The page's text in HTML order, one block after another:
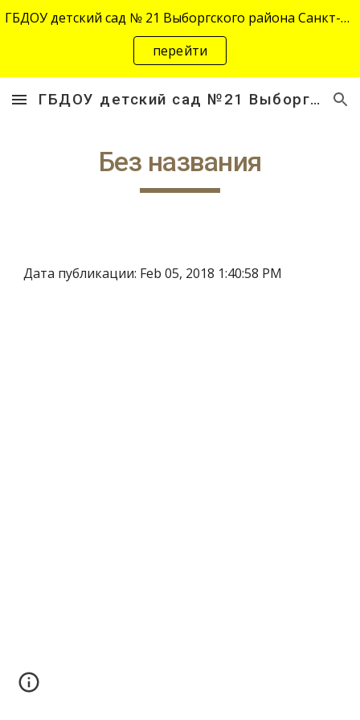
Skip to main content Skip to navigation
ГБДОУ детский сад № 21 Выборгского района Санкт-Петербурга переехал на новый адрес "site-2645.siteedu.ru".
перейти
ГБДОУ детский сад №21 Выборгского района Санкт-Петербурга
Без названия
Дата публикации: Feb 05, 2018 1:40:58 PM